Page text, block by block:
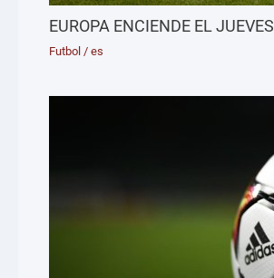
EUROPA ENCIENDE EL JUEVES
Futbol /es